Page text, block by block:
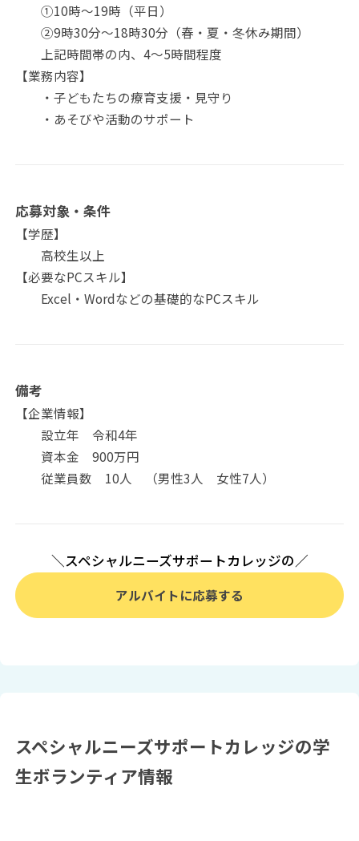
①10時～19時（平日）
②9時30分～18時30分（春・夏・冬休み期間）
上記時間帯の内、4～5時間程度
【業務内容】
・子どもたちの療育支援・見守り
・あそびや活動のサポート
応募対象・条件
【学歴】
高校生以上
【必要なPCスキル】
Excel・Wordなどの基礎的なPCスキル
備考
【企業情報】
設立年 令和4年
資本金 900万円
従業員数 10人 （男性3人 女性7人）
＼スペシャルニーズサポートカレッジの／
アルバイトに応募する
スペシャルニーズサポートカレッジの学
生ボランティア情報